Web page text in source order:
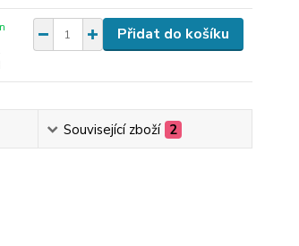
Přidat do košíku
Související zboží 2